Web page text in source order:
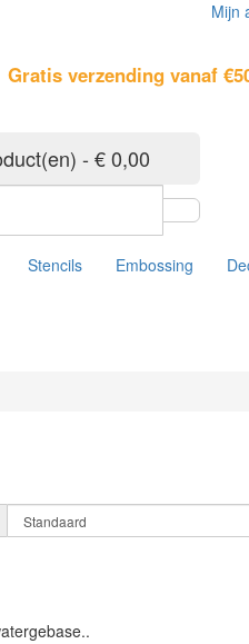
Mijn
Gratis verzending vanaf
- € 0,00
Stencils Embossing